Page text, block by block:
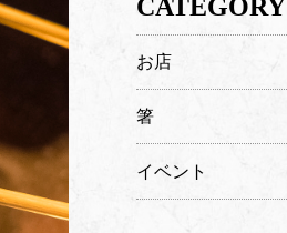
CATEGORY
お店
箸
イベント